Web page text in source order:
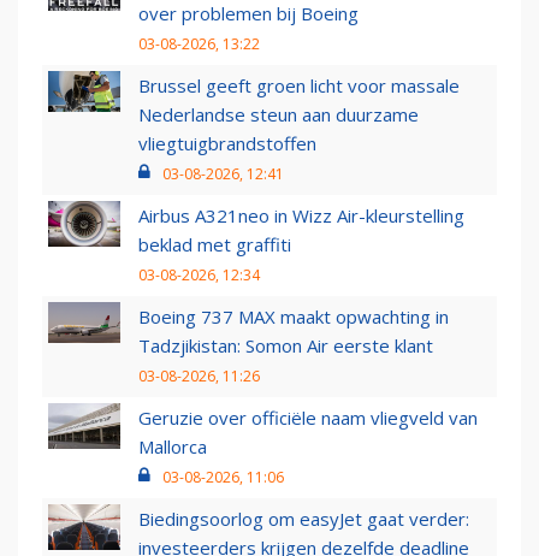
over problemen bij Boeing
03-08-2026, 13:22
Brussel geeft groen licht voor massale
Nederlandse steun aan duurzame
vliegtuigbrandstoffen
03-08-2026, 12:41
Airbus A321neo in Wizz Air-kleurstelling
beklad met graffiti
03-08-2026, 12:34
Boeing 737 MAX maakt opwachting in
Tadzjikistan: Somon Air eerste klant
03-08-2026, 11:26
Geruzie over officiële naam vliegveld van
Mallorca
03-08-2026, 11:06
Biedingsoorlog om easyJet gaat verder:
investeerders krijgen dezelfde deadline